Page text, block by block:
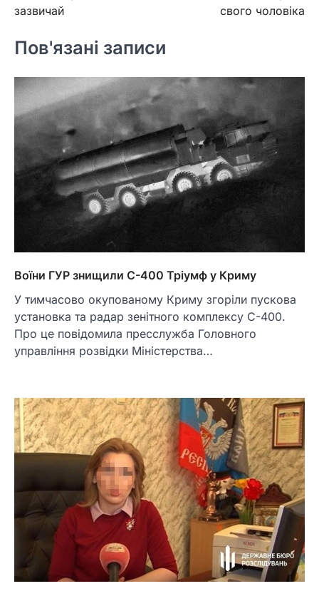
зазвичай
свого чоловіка
Пов'язані записи
Воїни ГУР знищили С-400 Тріумф у Криму
У тимчасово окупованому Криму згоріли пускова
установка та радар зенітного комплексу С-400.
Про це повідомила пресслужба Головного
управління розвідки Міністерства…